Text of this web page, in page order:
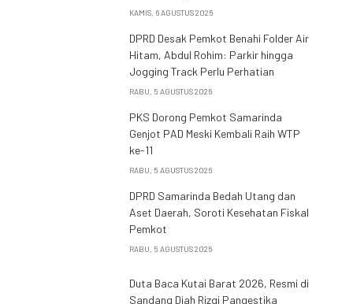
KAMIS, 6 AGUSTUS 2026
DPRD Desak Pemkot Benahi Folder Air
Hitam, Abdul Rohim: Parkir hingga
Jogging Track Perlu Perhatian
RABU, 5 AGUSTUS 2026
PKS Dorong Pemkot Samarinda
Genjot PAD Meski Kembali Raih WTP
ke-11
RABU, 5 AGUSTUS 2026
DPRD Samarinda Bedah Utang dan
Aset Daerah, Soroti Kesehatan Fiskal
Pemkot
RABU, 5 AGUSTUS 2026
Duta Baca Kutai Barat 2026, Resmi di
Sandang Diah Rizqi Pangestika